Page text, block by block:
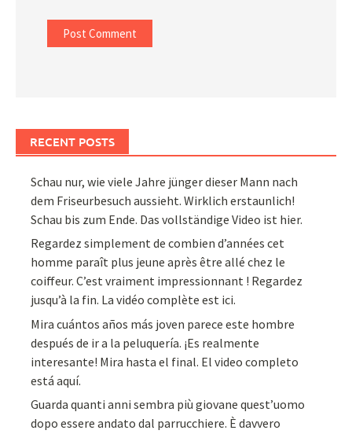
RECENT POSTS
Schau nur, wie viele Jahre jünger dieser Mann nach
dem Friseurbesuch aussieht. Wirklich erstaunlich!
Schau bis zum Ende. Das vollständige Video ist hier.
Regardez simplement de combien d’années cet
homme paraît plus jeune après être allé chez le
coiffeur. C’est vraiment impressionnant ! Regardez
jusqu’à la fin. La vidéo complète est ici.
Mira cuántos años más joven parece este hombre
después de ir a la peluquería. ¡Es realmente
interesante! Mira hasta el final. El video completo
está aquí.
Guarda quanti anni sembra più giovane quest’uomo
dopo essere andato dal parrucchiere. È davvero